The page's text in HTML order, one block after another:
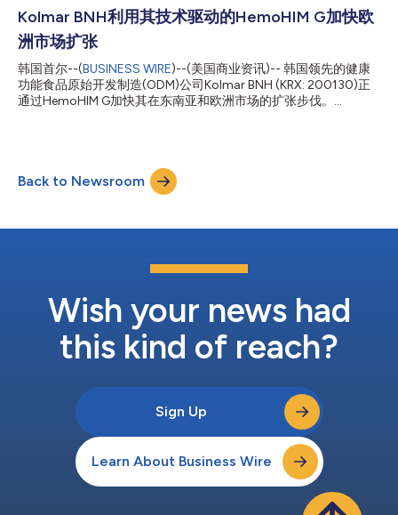
在内的约20个国家。自上市以来，该产品在国内外的累计销售额
已超过2万亿韩元，出口额超过2亿美元。 HemoHim近20年来深
受消费者青睐，这与其“通过严格的质量控制赢得信任”密不可分。
HemoHim的生产商Kolmar BNH对其主要原料——当归、川芎和
山芍药的种植进行严格监督，以确保其安全性。公司成立了专门的
食品安全团队，不断与原料种植农场分享技术并提供教育，同时严
格检查这些原料的安全性、稳定性和有效性。 此外，Kolmar BNH
Kolmar BNH利用其技术驱动的HemoHIM G加快欧
洲市场扩张
韩国首尔--(BUSINESS WIRE)--(美国商业资讯)-- 韩国领先的健康
功能食品原始开发制造(ODM)公司Kolmar BNH (KRX: 200130)正
通过HemoHIM G加快其在东南亚和欧洲市场的扩张步伐。
材料和成分比例经过调整，以符合各国特定的食品法规。产品中的
当归、川芎、芍药都经过了严格质量控制程序筛选。口感和香气的
改善也使HemoHIM G更受大众欢迎。 今年4月，Kolmar BNH在
究，证明了其安全性。这项研究是根据经合组织(OECD)的指导方
靠的结果加强知识产权。 由Atomy分销的HemoHIM是Kolmar
BNH技术先进的产品。其主要成分HemoHIM当归提取物复合物等
Back to Newsroom
Wish your news had
this kind of reach?
Sign Up
Learn About Business Wire